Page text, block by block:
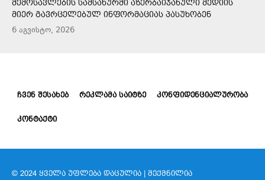
ᲨᲔᲛᲝᲡᲐᲕᲚᲔᲑᲘᲡ ᲡᲐᲛᲡᲐᲮᲣᲠᲨᲘ ᲐᲖᲔᲠᲑᲐᲘᲯᲐᲜᲣᲚᲘ ᲛᲔᲓᲘᲘᲡ
ᲛᲘᲔᲠ ᲒᲐᲕᲠᲪᲔᲚᲔᲑᲣᲚ ᲘᲜᲤᲝᲠᲛᲐᲪᲘᲐᲡ ᲞᲐᲡᲣᲮᲝᲑᲔᲜ
6 აგვისტო, 2026
ᲩᲕᲔᲜ ᲨᲔᲡᲐᲮᲔᲑ ᲠᲔᲙᲚᲐᲛᲐ ᲡᲐᲘᲢᲖᲔ ᲙᲝᲜᲤᲘᲓᲔᲜᲪᲘᲐᲚᲣᲠᲝᲑᲐ
ᲙᲝᲜᲢᲐᲥᲢᲘ
© 2024 ᲧᲕᲔᲚᲐ ᲣᲤᲚᲔᲑᲐ ᲓᲐᲪᲣᲚᲘᲐ | ᲨᲔᲥᲛᲜᲘᲚᲘᲐ